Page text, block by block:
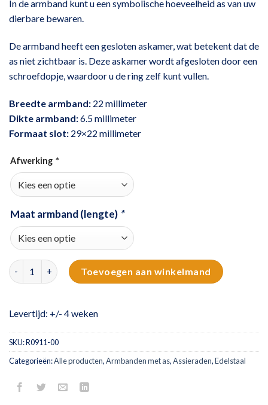
In de armband kunt u een symbolische hoeveelheid as van uw
dierbare bewaren.
De armband heeft een gesloten askamer, wat betekent dat de
as niet zichtbaar is. Deze askamer wordt afgesloten door een
schroefdopje, waardoor u de ring zelf kunt vullen.
Breedte armband: 22 millimeter
Dikte armband:6.5 millimeter
Formaat slot: 29×22 millimeter
Afwerking *
Maat armband (lengte) *
Edelstalen sleutelarmband met schroefdop aantal
Toevoegen aan winkelmand
Levertijd: +/- 4 weken
SKU:R0911-00
Categorieën:Alle producten,Armbanden met as,Assieraden,Edelstaal